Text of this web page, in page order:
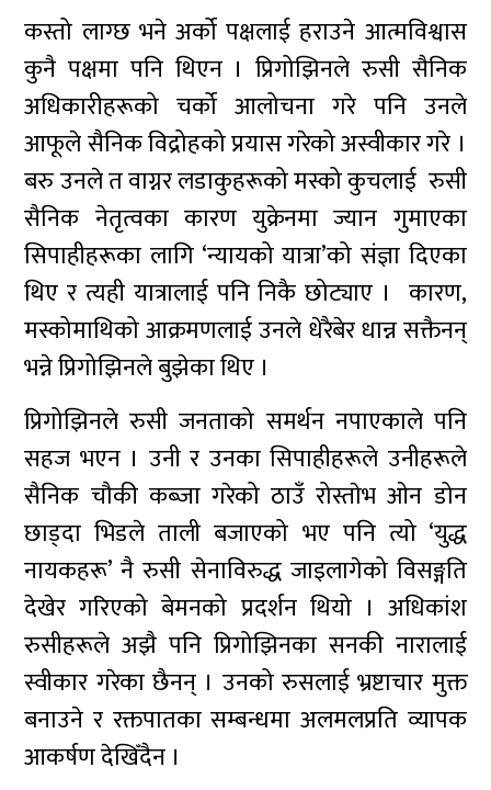
कस्तो लाग्छ भने अर्को पक्षलाई हराउने आत्मविश्वास
कुनै पक्षमा पनि थिएन । प्रिगोझिनले रुसी सैनिक
अधिकारीहरूको चर्को आलोचना गरे पनि उनले
आफूले सैनिक विद्रोहको प्रयास गरेको अस्वीकार गरे ।
बरु उनले त वाग्नर लडाकुहरूको मस्को कुचलाई रुसी
सैनिक नेतृत्वका कारण युक्रेनमा ज्यान गुमाएका
सिपाहीहरूका लागि ‘न्यायको यात्रा’को संज्ञा दिएका
थिए र त्यही यात्रालाई पनि निकै छोट्याए । कारण,
मस्कोमाथिको आक्रमणलाई उनले धेरैबेर धान्न सक्तैनन्
भन्ने प्रिगोझिनले बुझेका थिए ।
प्रिगोझिनले रुसी जनताको समर्थन नपाएकाले पनि
सहज भएन । उनी र उनका सिपाहीहरूले उनीहरूले
सैनिक चौकी कब्जा गरेको ठाउँ रोस्ताेभ ओन डोन
छाड्दा भिडले ताली बजाएको भए पनि त्यो ‘युद्ध
नायकहरू’ नै रुसी सेनाविरुद्ध जाइलागेको विसङ्गति
देखेर गरिएको बेमनको प्रदर्शन थियो । अधिकांश
रुसीहरूले अझै पनि प्रिगोझिनका सनकी नारालाई
स्वीकार गरेका छैनन् । उनको रुसलाई भ्रष्टाचार मुक्त
बनाउने र रक्तपातका सम्बन्धमा अलमलप्रति व्यापक
आकर्षण देखिँदैन ।